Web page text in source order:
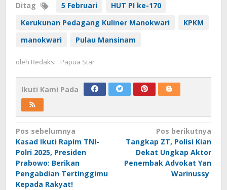
Ditag 5 Februari
HUT PI ke-170
Kerukunan Pedagang Kuliner Manokwari
KPKM
manokwari
Pulau Mansinam
oleh Redaksi : Papua Star
Ikuti Kami Pada
Navigasi
pos
Pos sebelumnya
Kasad Ikuti Rapim TNI-
Polri 2025, Presiden
Prabowo: Berikan
Pengabdian Tertinggimu
Kepada Rakyat!
Pos berikutnya
Tangkap ZT, Polisi Kian
Dekat Ungkap Aktor
Penembak Advokat Yan
Warinussy